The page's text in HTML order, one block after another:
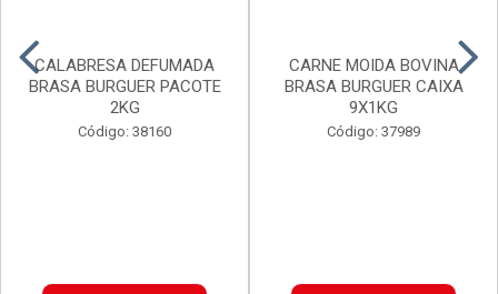
CALABRESA DEFUMADA
BRASA BURGUER PACOTE
2KG
Código: 38160
CARNE MOIDA BOVINA
BRASA BURGUER CAIXA
9X1KG
Código: 37989